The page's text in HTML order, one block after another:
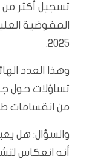
المفوضية
2025.
وهذا العدد
تساؤلات حول
من انقسامات
والسؤال: هل
أنه انعكاس